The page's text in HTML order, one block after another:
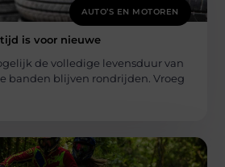
AUTO’S EN MOTOREN
is voor nieuwe
de volledige levensduur van
banden blijven rondrijden. Vroeg